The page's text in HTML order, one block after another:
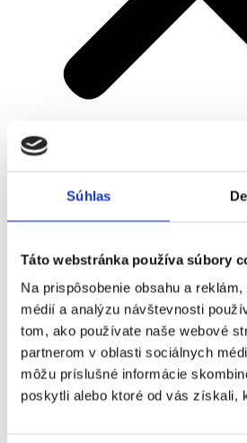
Súhlas
Táto webstránka používa súbory
Na prispôsobenie obsahu a
médií a analýzu návštevnosti
tom, ako používate naše webové
partnerom v oblasti sociálnych
môžu príslušné informácie
poskytli alebo ktoré od vás získali,
Okná